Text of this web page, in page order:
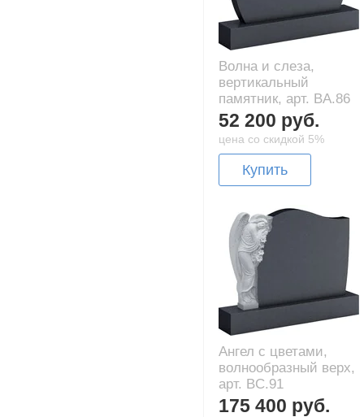
Волна и слеза,
вертикальный
памятник, арт. BA.86
52 200 руб.
цена со скидкой 5%
Купить
Ангел с цветами,
волнообразный верх,
арт. BC.91
175 400 руб.